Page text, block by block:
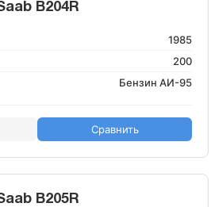
B204R
1985
200
Бензин АИ-95
Сравнить
B205R